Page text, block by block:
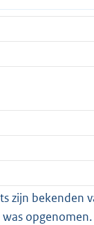
zijn bekenden